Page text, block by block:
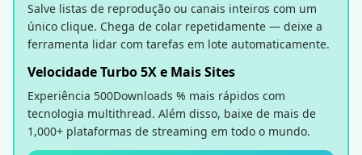
Salve listas de reprodução ou canais inteiros com um
único clique. Chega de colar repetidamente — deixe a
ferramenta lidar com tarefas em lote automaticamente.
Velocidade Turbo 5X e Mais Sites
Experiência 500Downloads % mais rápidos com
tecnologia multithread. Além disso, baixe de mais de
1,000+ plataformas de streaming em todo o mundo.